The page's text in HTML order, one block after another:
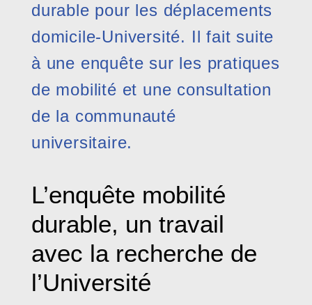
durable pour les déplacements
domicile-Université. Il fait suite
à une enquête sur les pratiques
de mobilité et une consultation
de la communauté
universitaire.
L’enquête mobilité
durable, un travail
avec la recherche de
l’Université